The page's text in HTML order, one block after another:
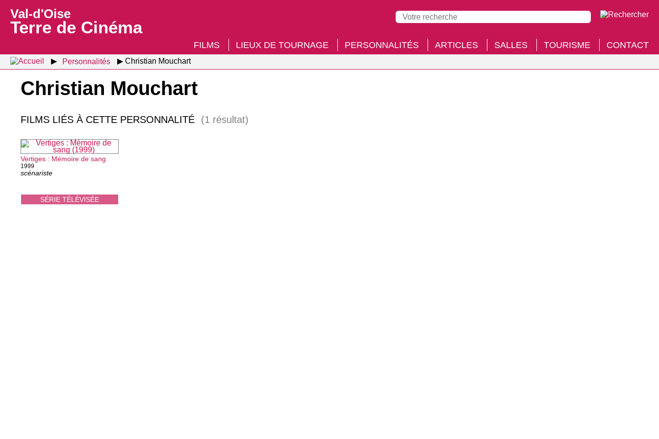
Val-d'Oise
Terre de Cinéma
FILMS LIEUX DE TOURNAGE PERSONNALITÉS ARTICLES SALLES TOURISME CONTACT
Personnalités Christian Mouchart
Christian Mouchart
FILMS LIÉS À CETTE PERSONNALITÉ (1 résultat)
SÉRIE TÉLÉVISÉE
Vertiges : Mémoire de sang
1999
scénariste